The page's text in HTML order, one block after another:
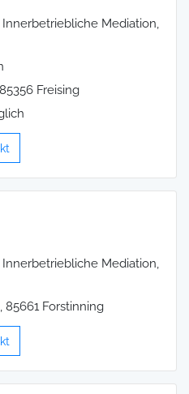
Mediation,
Freising
Mediation,
85661 Forstinning